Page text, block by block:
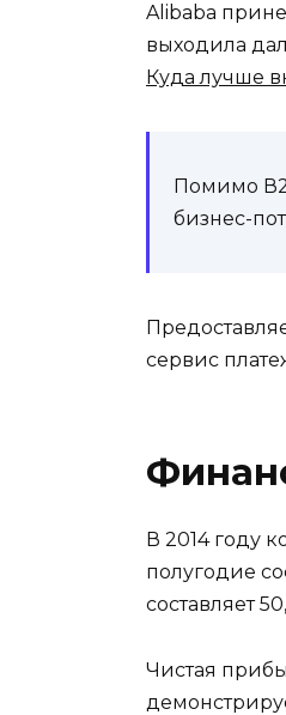
Alibaba
выходила
Куда лучше
Помимо
бизнес-
сервис
В 2014 году
полугодие
составляет
Чистая